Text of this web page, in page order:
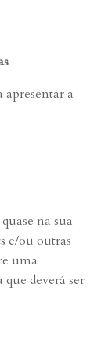
apresentar a
na sua
e/ou outras
uma
deverá ser